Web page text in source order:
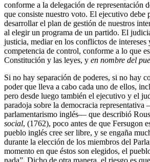
conforme a la delegación de representación
que consiste nuestro voto. El ejecutivo debe
desarrollar el plan de gestión de nuestros
al elegir un programa de un partido. El
justicia, mediar en los conflictos de intereses
competencia de control, conforme a lo que
Constitución y las leyes, y en nombre del
Si no hay separación de poderes, si no hay
poder que lleva a cabo cada uno de ellos,
pero desde luego también el ejecutivo y el
paradoja sobre la democracia representativa
parlamentarismo inglés— que describió
social, (1762), poco antes de que Fersugon
pueblo inglés cree ser libre, y se engaña
durante la elección de los miembros del
momento en que éstos son elegidos, el
nada”. Dicho de otra manera, el riesgo es